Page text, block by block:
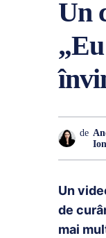
Un
de
Un
de
mai